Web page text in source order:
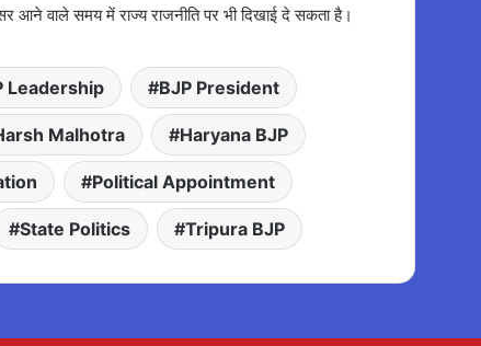
आने वाले समय में राज्य राजनीति पर भी दिखाई दे सकता है।
Leadership BJP President
Malhotra Haryana BJP
Political Appointment
State Politics Tripura BJP